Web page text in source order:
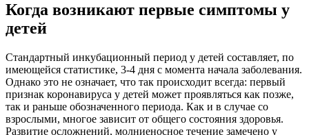
Когда возникают первые симптомы у
детей
Стандартный инкубационный период у детей составляет, по
имеющейся статистике, 3-4 дня с момента начала заболевания.
Однако это не означает, что так происходит всегда: первый
признак коронавируса у детей может проявляться как позже,
так и раньше обозначенного периода. Как и в случае со
взрослыми, многое зависит от общего состояния здоровья.
Развитие осложнений, молниеносное течение замечено у